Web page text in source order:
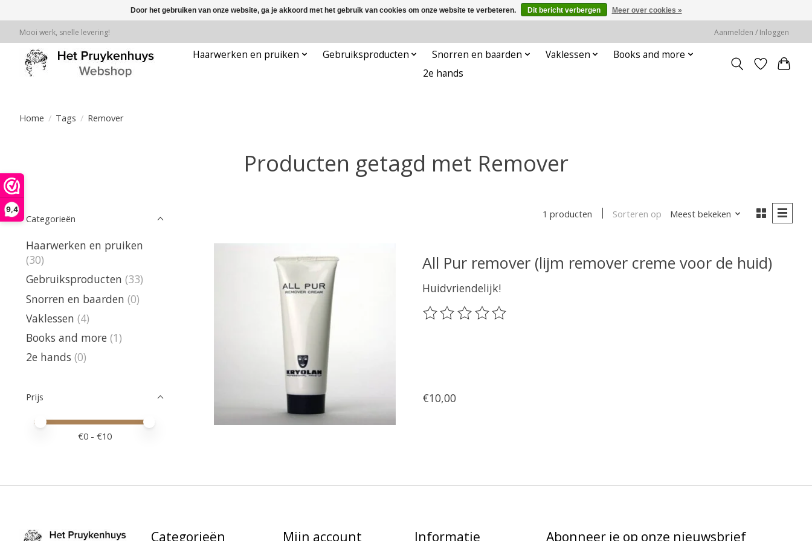
9,4
Mooi werk, snelle levering! Aanmelden / Inloggen
Haarwerken en pruiken Gebruiksproducten Snorren en baarden Vaklessen
Books and more
2e hands
Home / Tags / Remover
Producten getagd met Remover
Categorieën
Haarwerken en pruiken
(30)
Gebruiksproducten (33)
Snorren en baarden (0)
Vaklessen (4)
Books and more (1)
2e hands (0)
Prijs
Minimale prijswaarde
Price maximum value
€0 - €10
1 producten Sorteren op Meest bekeken
All Pur remover (lijm remover creme voor de huid)
Huidvriendelijk!
De beoordeling van dit product is
€10,00
Categorieën Mijn account Informatie Abonneer je op onze nieuwsbrief
Door het gebruiken van onze website, ga je akkoord met het gebruik van cookies om onze website te verbeteren. Dit bericht verbergen Meer over cookies »